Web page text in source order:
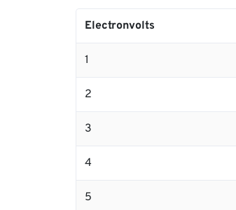
Electronvolts
1
2
3
4
5